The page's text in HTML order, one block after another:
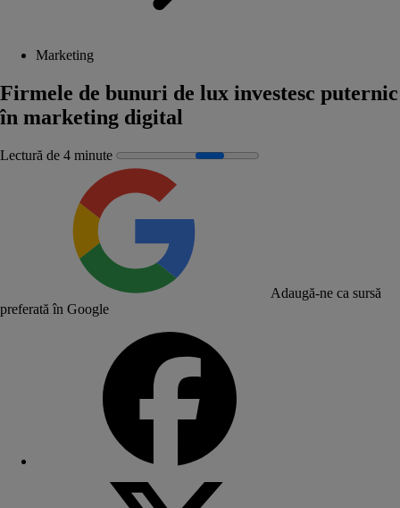
Marketing
Firmele de bunuri de lux investesc puternic
în marketing digital
Lectură de 4 minute
Adaugă-ne ca sursă
preferată în Google